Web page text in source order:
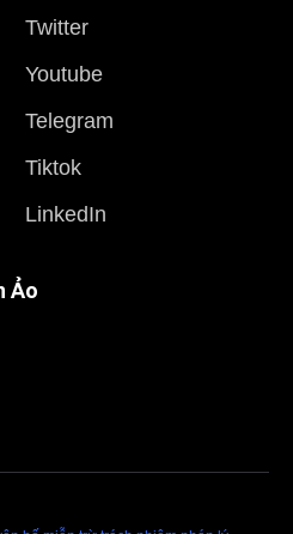
Twitter
Youtube
Telegram
Tiktok
LinkedIn
Ảo